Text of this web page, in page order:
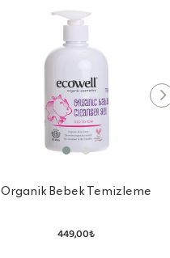
Organik Bebek Temizleme
449,00₺